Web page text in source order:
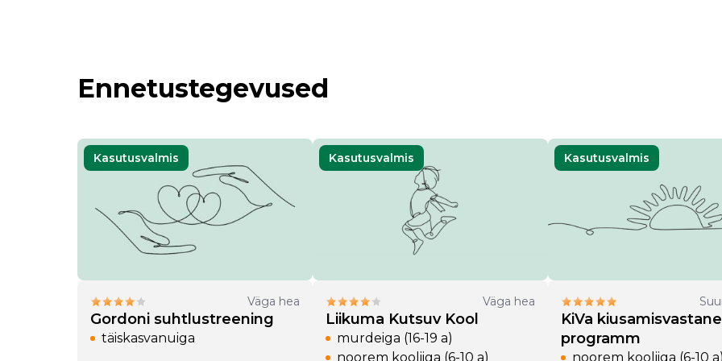
Ennetustegevused
Kasutusvalmis
Väga hea
Gordoni suhtlustreening
täiskasvanuiga
Kasutusvalmis
Väga hea
Liikuma Kutsuv Kool
murdeiga (16-19 a)
noorem kooliiga (6-10 a)
Kasutusvalmis
KiVa kiusamisvastane
programm
noorem kooliiga (6-10 a)